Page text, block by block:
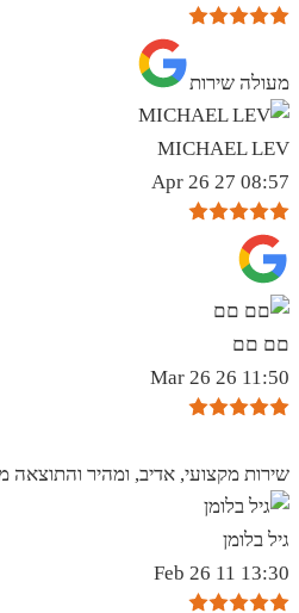
מעולה שירות
MICHAEL LEV
08:57 27 Apr 26
םם םם
11:50 26 Mar 26
שירות מקצועי, אדיב, ומהיר והתוצאה
גיל בלומן
13:30 11 Feb 26